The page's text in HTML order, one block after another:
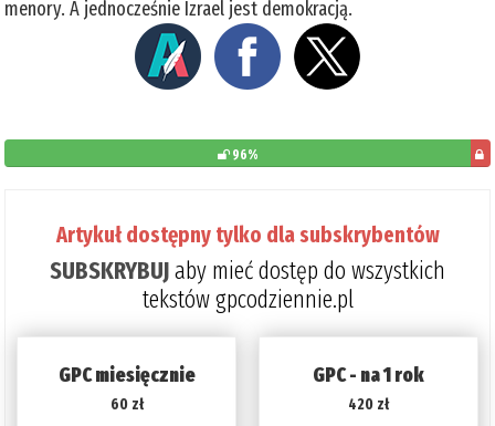
menory. A jednocześnie Izrael jest demokracją.
96%
Artykuł dostępny tylko dla subskrybentów
SUBSKRYBUJaby mieć dostęp do wszystkich
tekstów gpcodziennie.pl
GPC miesięcznie
60 zł
GPC - na 1 rok
420 zł